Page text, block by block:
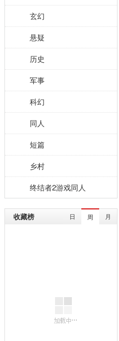
玄幻
悬疑
历史
军事
科幻
同人
短篇
乡村
终结者2游戏同人
收藏榜 日 周 月